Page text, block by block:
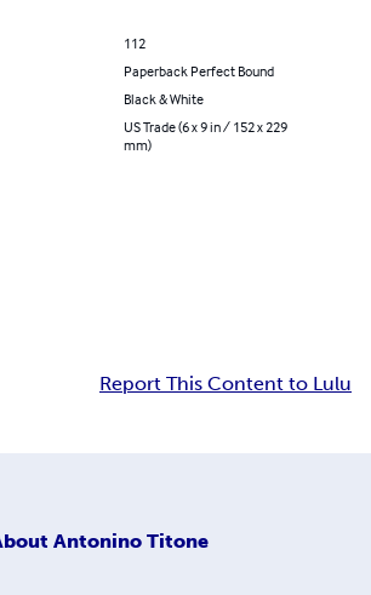
112
Paperback Perfect Bound
Black & White
US Trade (6 x 9 in / 152 x 229
mm)
Report This Content to Lulu
Antonino Titone